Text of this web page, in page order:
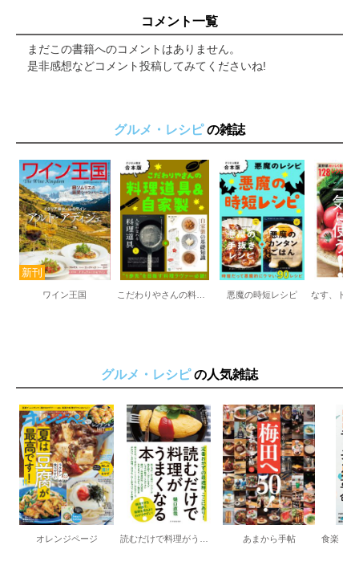
絶品スンドゥブ
黄金比たれで作る豚のしょうが焼き
半熟卵のハンバーグ
豚の角煮
チキンステーキの豆乳クリームソース
ほったらかしで簡単絶品ポトフ
ホワイトソースから作る鮭グラタン
鶏のハニーマスタードステーキ
豆腐の肉巻き
【絶品！やよいカレー】／スパイシーカレープレート
コク旨バターチキンカレー
キーマカレー
豆乳レモンクリームパスタ
ブッラータチーズのミートパスタ
豆乳担々うどん
絶品きのこたっぷりクリームパスタ
超簡単！ ばくだん混ぜそば
そうめんでビビン麺
ねぎ塩豚しゃぶそうめん
レンチンだけで作る豚キムチうどん
コメント一覧
まだこの書籍へのコメントはありません。
是非感想などコメント投稿してみてくださいね!
グルメ・レシピの雑誌
ワイン王国 こだわりやさんの料理道具＆自家製 悪魔の時短レシピ
グルメ・レシピの人気雑誌
オレンジページ あまから手帖